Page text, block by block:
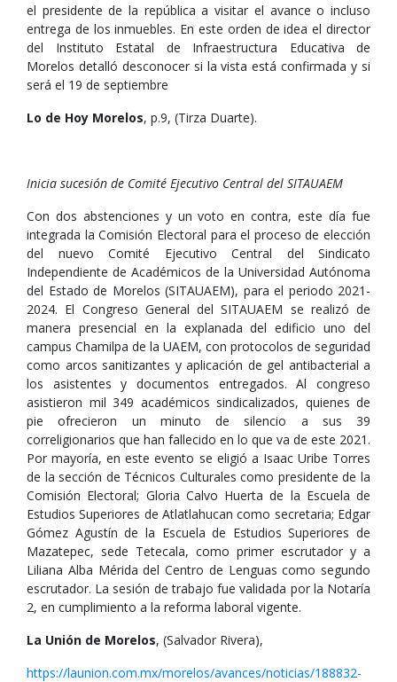
el presidente de la república a visitar el avance o incluso
entrega de los inmuebles. En este orden de idea el director
del Instituto Estatal de Infraestructura Educativa de
Morelos detalló desconocer si la vista está confirmada y si
será el 19 de septiembre
Lo de Hoy Morelos, p.9, (Tirza Duarte).
Inicia sucesión de Comité Ejecutivo Central del SITAUAEM
Con dos abstenciones y un voto en contra, este día fue
integrada la Comisión Electoral para el proceso de elección
del nuevo Comité Ejecutivo Central del Sindicato
Independiente de Académicos de la Universidad Autónoma
del Estado de Morelos (SITAUAEM), para el periodo 2021-
2024. El Congreso General del SITAUAEM se realizó de
manera presencial en la explanada del edificio uno del
campus Chamilpa de la UAEM, con protocolos de seguridad
como arcos sanitizantes y aplicación de gel antibacterial a
los asistentes y documentos entregados. Al congreso
asistieron mil 349 académicos sindicalizados, quienes de
pie ofrecieron un minuto de silencio a sus 39
correligionarios que han fallecido en lo que va de este 2021.
Por mayoría, en este evento se eligió a Isaac Uribe Torres
de la sección de Técnicos Culturales como presidente de la
Comisión Electoral; Gloria Calvo Huerta de la Escuela de
Estudios Superiores de Atlatlahucan como secretaria; Edgar
Gómez Agustín de la Escuela de Estudios Superiores de
Mazatepec, sede Tetecala, como primer escrutador y a
Liliana Alba Mérida del Centro de Lenguas como segundo
escrutador. La sesión de trabajo fue validada por la Notaría
2, en cumplimiento a la reforma laboral vigente.
La Unión de Morelos, (Salvador Rivera),
https://launion.com.mx/morelos/avances/noticias/188832-